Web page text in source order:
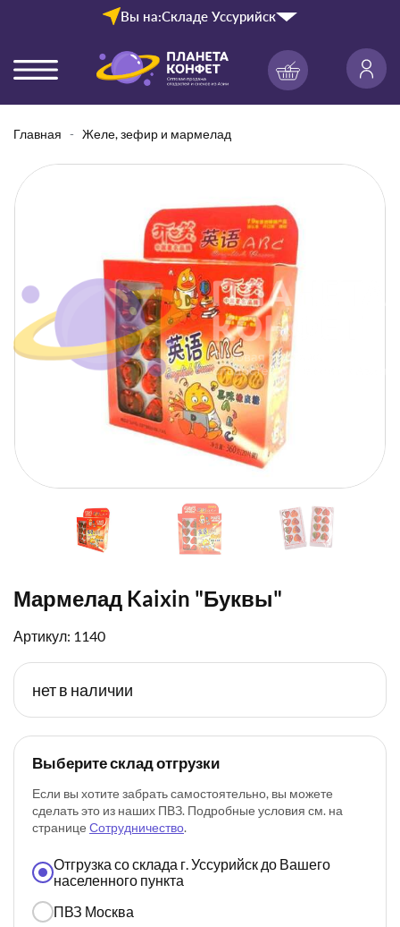
Вы на:Складе Уссурийск
Главная Желе, зефир и мармелад
Мармелад Kaixin "Буквы"
Артикул: 1140
нет в наличии
Выберите склад отгрузки
Если вы хотите забрать самостоятельно, вы можете
сделать это из наших ПВЗ. Подробные условия см. на
странице Сотрудничество.
Отгрузка со склада г. Уссурийск до Вашего
населенного пункта
ПВЗ Москва